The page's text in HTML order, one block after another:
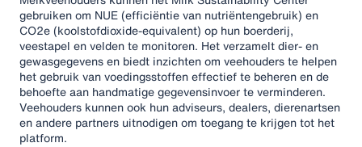
gebruiken om NUE (efficiëntie van nutriëntengebruik) en
CO2e (koolstofdioxide-equivalent) op hun boerderij,
veestapel en velden te monitoren. Het verzamelt dier- en
gewasgegevens en biedt inzichten om veehouders te helpen
het gebruik van voedingsstoffen effectief te beheren en de
behoefte aan handmatige gegevensinvoer te verminderen.
Veehouders kunnen ook hun adviseurs, dealers, dierenartsen
en andere partners uitnodigen om toegang te krijgen tot het
platform.